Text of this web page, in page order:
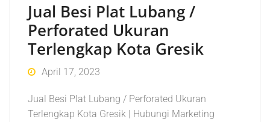
Jual Besi Plat Lubang /
Perforated Ukuran
Terlengkap Kota Gresik
April 17, 2023
Jual Besi Plat Lubang / Perforated Ukuran
Terlengkap Kota Gresik | Hubungi Marketing